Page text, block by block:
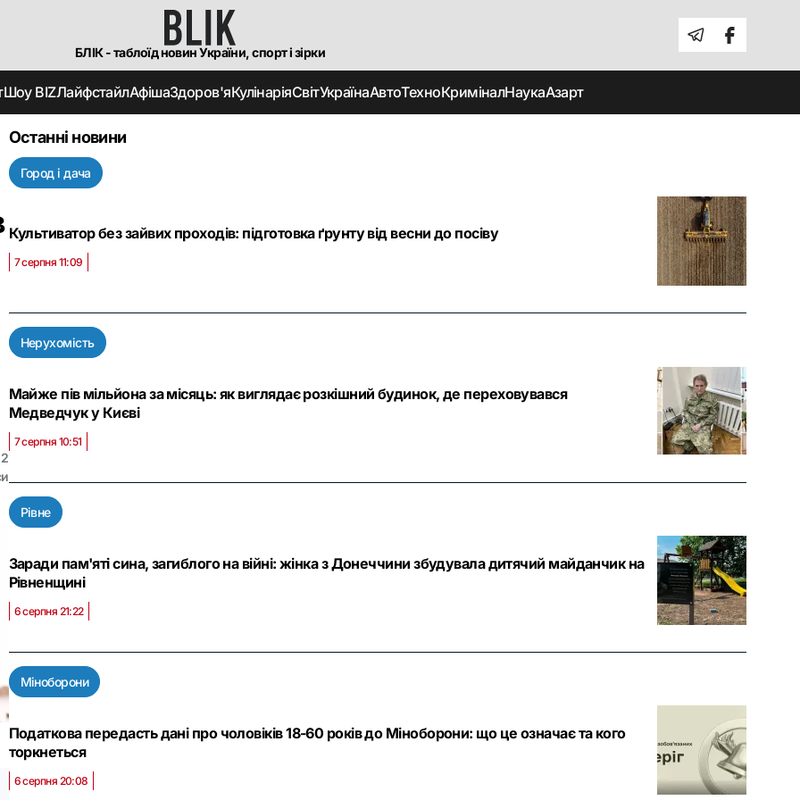
БЛІК - таблоїд новин України, спорт і зірки
Шоу BIZЛайфстайлАфішаЗдоров'яКулінаріяСвітУкраїнаАвтоТехноКриміналНаукаАзарт
2
Останні новини
Город і дача
Культиватор без зайвих проходів: підготовка ґрунту від весни до посіву
7 серпня 11:09
Нерухомість
Майже пів мільйона за місяць: як виглядає розкішний будинок, де переховувався
Медведчук у Києві
7 серпня 10:51
Рівне
Заради пам'яті сина, загиблого на війні: жінка з Донеччини збудувала дитячий майданчик на
Рівненщині
6 серпня 21:22
Міноборони
Податкова передасть дані про чоловіків 18-60 років до Міноборони: що це означає та кого
торкнеться
6 серпня 20:08